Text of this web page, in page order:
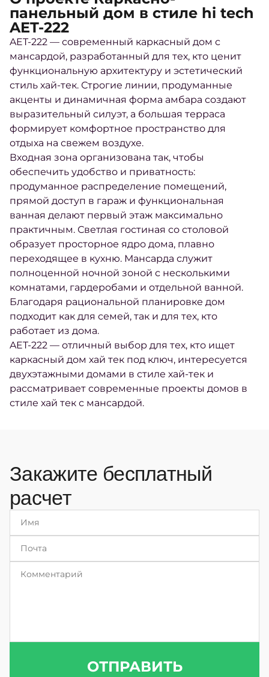
панельный дом в стиле hi tech
AET-222
AET-222 — современный каркасный дом с
мансардой, разработанный для тех, кто ценит
функциональную архитектуру и эстетический
стиль хай-тек. Строгие линии, продуманные
акценты и динамичная форма амбара создают
выразительный силуэт, а большая терраса
формирует комфортное пространство для
отдыха на свежем воздухе.
Входная зона организована так, чтобы
обеспечить удобство и приватность:
продуманное распределение помещений,
прямой доступ в гараж и функциональная
ванная делают первый этаж максимально
практичным. Светлая гостиная со столовой
образует просторное ядро дома, плавно
переходящее в кухню. Мансарда служит
полноценной ночной зоной с несколькими
комнатами, гардеробами и отдельной ванной.
Благодаря рациональной планировке дом
подходит как для семей, так и для тех, кто
работает из дома.
AET-222 — отличный выбор для тех, кто ищет
каркасный дом хай тек под ключ, интересуется
двухэтажными домами в стиле хай-тек и
рассматривает современные проекты домов в
стиле хай тек с мансардой.
Закажите бесплатный
расчет
ОТПРАВИТЬ